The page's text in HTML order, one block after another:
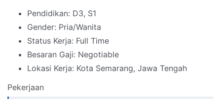
Pendidikan: D3, S1
Gender: Pria/Wanita
Status Kerja: Full Time
Besaran Gaji: Negotiable
Lokasi Kerja: Kota Semarang, Jawa Tengah
Pekerjaan